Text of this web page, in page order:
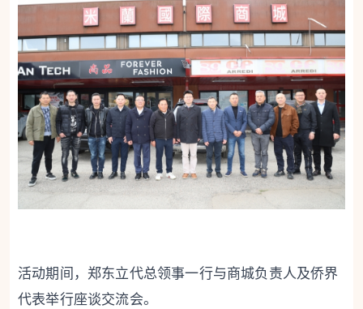
活动期间，郑东立代总领事一行与商城负责人及侨界
代表举行座谈交流会。